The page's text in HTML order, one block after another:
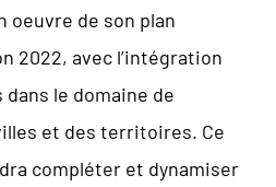
oeuvre de son plan
2022, avec l’intégration
le domaine de
et des territoires. Ce
compléter et dynamiser